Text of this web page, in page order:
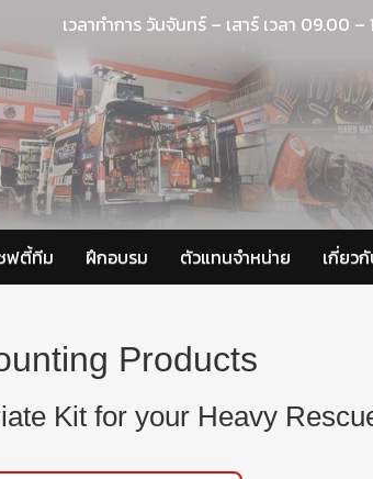
ฟตี้ทีม ฝึกอบรม ตัวแทนจำหน่าย เกี่ยว
เวลาทำการ วันจันทร์ – เสาร์ เวลา 09.00 –
Products
Kit for your Heavy